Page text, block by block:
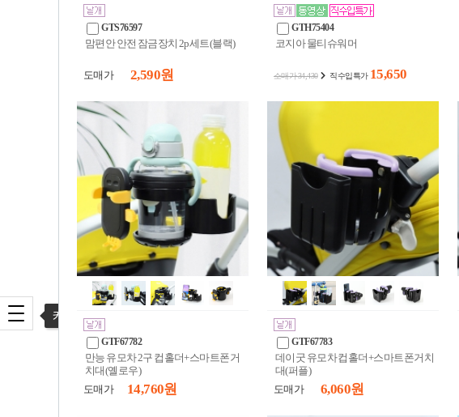
카테고리 열기
GTS76597
맘편안 안전 잠금장치 2p세트(블랙)
도매가 2,590 원
GTH75404
코지아 물티슈워머
소매가 34,430 직수입특가15,650
GTF67782
만능 유모차 2구 컵홀더+스마트폰거
치대(옐로우)
도매가
14,760 원
GTF67783
데이굿 유모차 컵홀더+스마트폰거치
대(퍼플)
도매가
6,060 원